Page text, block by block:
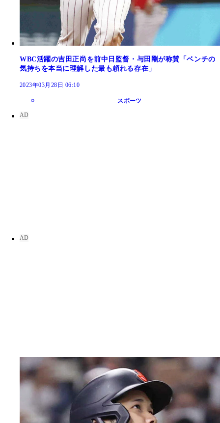
WBC活躍の吉田正尚を前中日監督・与田剛が称賛「ベンチの
気持ちを本当に理解した最も頼れる存在」
2023年03月28日 06:10
スポーツ